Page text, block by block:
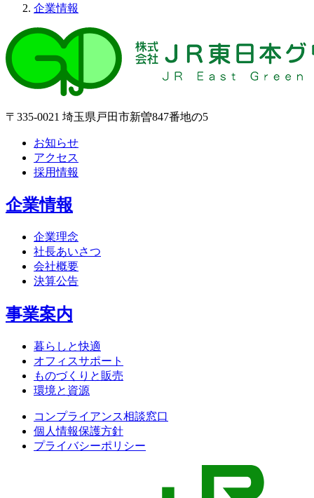
企業情報
〒335-0021 埼玉県戸田市新曽847番地の5
お知らせ
アクセス
採用情報
企業情報
企業理念
社長あいさつ
会社概要
決算公告
事業案内
暮らしと快適
オフィスサポート
ものづくりと販売
環境と資源
コンプライアンス相談窓口
個人情報保護方針
プライバシーポリシー